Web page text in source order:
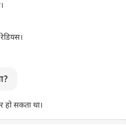
हो सकता था।